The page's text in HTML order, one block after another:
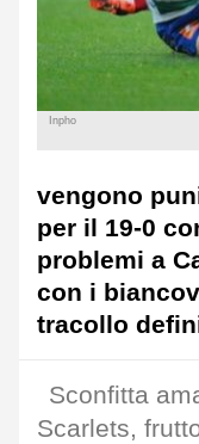
Inpho
vengono
per il 19-0
problemi a
con i
tracollo
Sconfitta
Scarlets,